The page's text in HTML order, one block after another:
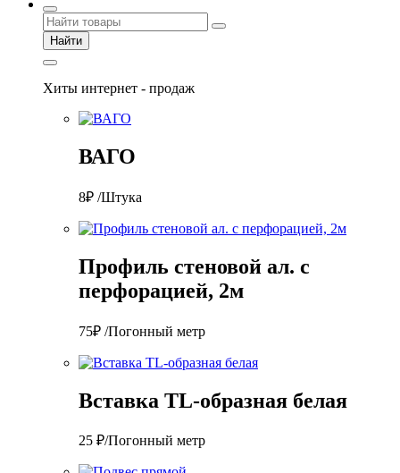
Найти
Хиты интернет - продаж
ВАГО
8₽ /Штука
Профиль стеновой ал. с
перфорацией, 2м
75₽ /Погонный метр
Вставка TL-образная белая
25 ₽/Погонный метр